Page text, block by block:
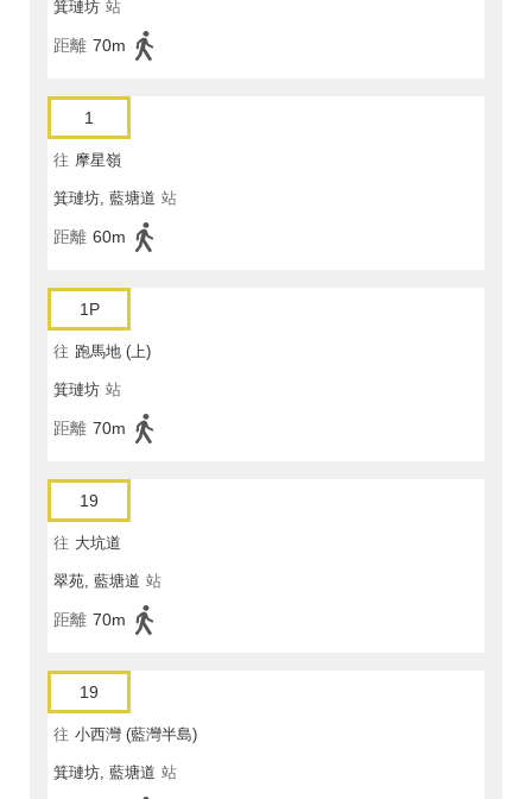
箕璉坊 站
距離 70m
1
往 摩星嶺
箕璉坊, 藍塘道 站
距離 60m
1P
往 跑馬地 (上)
箕璉坊 站
距離 70m
19
往 大坑道
翠苑, 藍塘道 站
距離 70m
19
往 小西灣 (藍灣半島)
箕璉坊, 藍塘道 站